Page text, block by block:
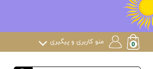
منو کاربری و پیگیری